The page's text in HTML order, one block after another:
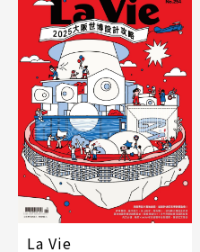
La Vie